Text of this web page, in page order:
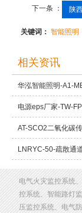
下一条 ： 陕
关键词： 智能照明
相关资讯
华泓智能照明-A1-
电源eps厂家-TW-
AT-SCO2二氧化碳
LNRYC-50-疏散通
电气火灾监控系统
控系统、智能路灯
压监控系统、电气